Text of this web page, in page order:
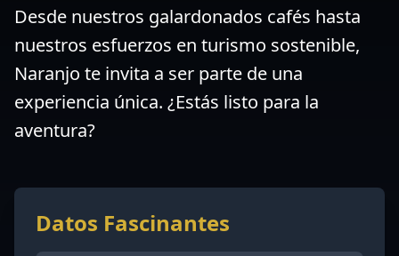
Desde nuestros galardonados cafés hasta
nuestros esfuerzos en turismo sostenible,
Naranjo te invita a ser parte de una
experiencia única. ¿Estás listo para la
aventura?
Datos Fascinantes